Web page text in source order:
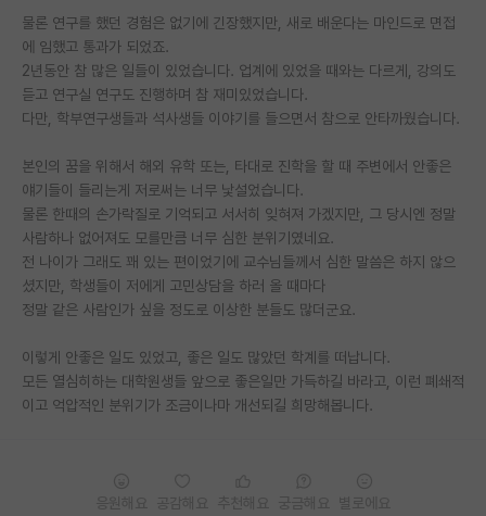
석박사 채용 정보 게시판
임용 정보 게시판
학부 인턴 게시판
취업 게시판
임용 후기 게시판
PI 전용 게시판
인문사회 계열 게시판
반도체/AI 게시판
물론 연구를 했던 경험은 없기에 긴장했지만, 새로 배운다는 마인드로 면접
에 임했고 통과가 되었죠.
2년동안 참 많은 일들이 있었습니다. 업계에 있었을 때와는 다르게, 강의도
듣고 연구실 연구도 진행하며 참 재미있었습니다.
다만, 학부연구생들과 석사생들 이야기를 들으면서 참으로 안타까웠습니다.
본인의 꿈을 위해서 해외 유학 또는, 타대로 진학을 할 때 주변에서 안좋은
얘기들이 들리는게 저로써는 너무 낯설었습니다.
물론 한때의 손가락질로 기억되고 서서히 잊혀져 가겠지만, 그 당시엔 정말
사람하나 없어져도 모를만큼 너무 심한 분위기였네요.
전 나이가 그래도 꽤 있는 편이었기에 교수님들께서 심한 말씀은 하지 않으
셨지만, 학생들이 저에게 고민상담을 하러 올 때마다
정말 같은 사람인가 싶을 정도로 이상한 분들도 많더군요.
이렇게 안좋은 일도 있었고, 좋은 일도 많았던 학계를 떠납니다.
모든 열심히하는 대학원생들 앞으로 좋은일만 가득하길 바라고, 이런 폐쇄적
이고 억압적인 분위기가 조금이나마 개선되길 희망해봅니다.